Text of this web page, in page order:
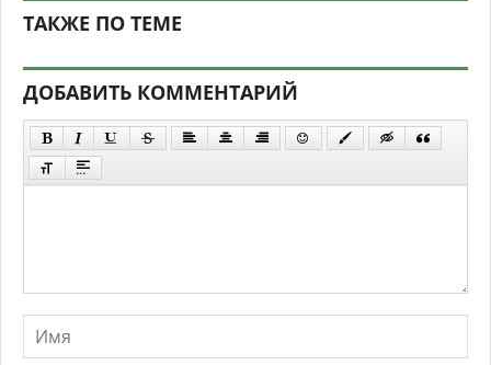
ТАКЖЕ ПО ТЕМЕ
ДОБАВИТЬ КОММЕНТАРИЙ